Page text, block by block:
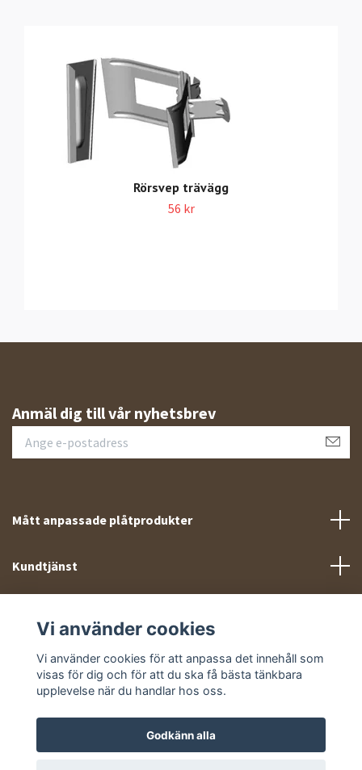
Rörsvep trävägg
56 kr
Anmäl dig till vår nyhetsbrev
Mått anpassade plåtprodukter
Kundtjänst
Sociala medier
Vi använder cookies
Vi använder cookies för att anpassa det innehåll som
visas för dig och för att du ska få bästa tänkbara
upplevelse när du handlar hos oss.
Godkänn alla